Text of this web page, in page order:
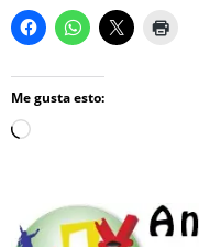
Me gusta esto:
Loading…